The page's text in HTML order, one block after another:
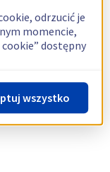
odrzucić je
momencie,
dostępny
wszystko